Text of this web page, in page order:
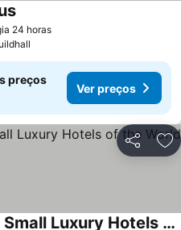
24 horasVer preços
Ver preços
preços
Ver preços
Partilhar
Vintry & Mercer Hotel - Small Luxury Hotels of the World